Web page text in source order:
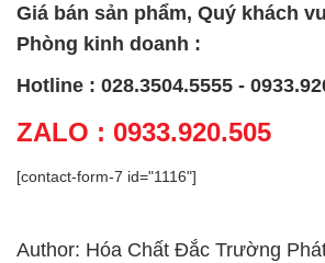
Giá bán sản phẩm, Quý khách
Phòng kinh doanh :
Hotline : 028.3504.5555 -
ZALO : 0933.920.505
[contact-form-7 id="1116"]
Author: Hóa Chất Đắc Trường